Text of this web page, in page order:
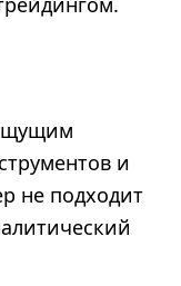
и
не подходит